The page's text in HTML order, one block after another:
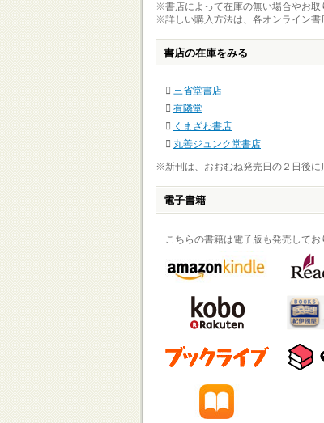
※書店によって在庫の無い場合やお取
※詳しい購入方法は、各オンライン書
書店の在庫をみる
三省堂書店
有隣堂
くまざわ書店
丸善ジュンク堂書店
※新刊は、おおむね発売日の２日後に
電子書籍
こちらの書籍は電子版も発売してお